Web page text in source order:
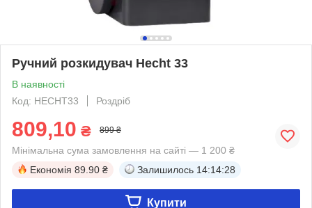
Ручний розкидувач Hecht 33
В наявності
Код: HECHT33
Роздріб
809,10 ₴ 899 ₴
Мінімальна сума замовлення на сайті — 1 200 ₴
Економія 89.90 ₴ Залишилось 14:14:27
Купити